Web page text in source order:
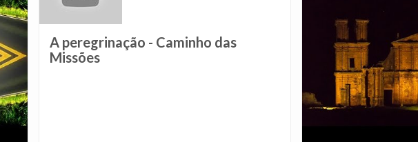
A peregrinação - Caminho das
Missões